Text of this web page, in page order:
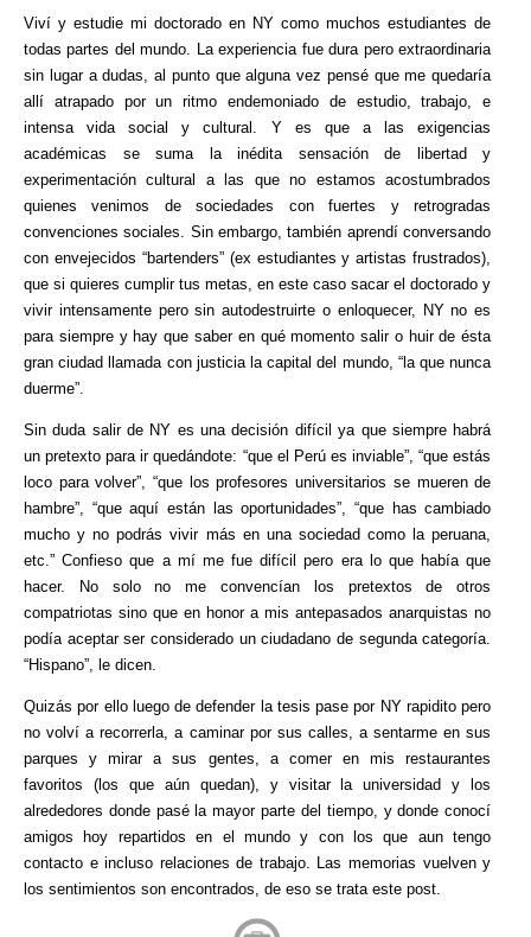
Viví y estudie mi doctorado en NY como muchos estudiantes de
todas partes del mundo. La experiencia fue dura pero extraordinaria
sin lugar a dudas, al punto que alguna vez pensé que me quedaría
allí atrapado por un ritmo endemoniado de estudio, trabajo, e
intensa vida social y cultural. Y es que a las exigencias
académicas se suma la inédita sensación de libertad y
experimentación cultural a las que no estamos acostumbrados
quienes venimos de sociedades con fuertes y retrogradas
convenciones sociales. Sin embargo, también aprendí conversando
con envejecidos “bartenders” (ex estudiantes y artistas frustrados),
que si quieres cumplir tus metas, en este caso sacar el doctorado y
vivir intensamente pero sin autodestruirte o enloquecer, NY no es
para siempre y hay que saber en qué momento salir o huir de ésta
gran ciudad llamada con justicia la capital del mundo, “la que nunca
duerme”.
Sin duda salir de NY es una decisión difícil ya que siempre habrá
un pretexto para ir quedándote: “que el Perú es inviable”, “que estás
loco para volver”, “que los profesores universitarios se mueren de
hambre”, “que aquí están las oportunidades”, “que has cambiado
mucho y no podrás vivir más en una sociedad como la peruana,
etc.” Confieso que a mí me fue difícil pero era lo que había que
hacer. No solo no me convencían los pretextos de otros
compatriotas sino que en honor a mis antepasados anarquistas no
podía aceptar ser considerado un ciudadano de segunda categoría.
“Hispano”, le dicen.
Quizás por ello luego de defender la tesis pase por NY rapidito pero
no volví a recorrerla, a caminar por sus calles, a sentarme en sus
parques y mirar a sus gentes, a comer en mis restaurantes
favoritos (los que aún quedan), y visitar la universidad y los
alrededores donde pasé la mayor parte del tiempo, y donde conocí
amigos hoy repartidos en el mundo y con los que aun tengo
contacto e incluso relaciones de trabajo. Las memorias vuelven y
los sentimientos son encontrados, de eso se trata este post.